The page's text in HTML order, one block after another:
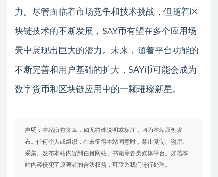
力。尽管面临着市场竞争和技术挑战，但随着区
块链技术的不断发展，SAY币有望在多个应用场
景中展现出巨大的潜力。未来，随着平台功能的
不断完善和用户基础的扩大，SAY币可能会成为
数字货币和区块链应用中的一颗璀璨新星。
声明： 本站所有文章，如无特殊说明或标注，均为本站原创发
布。任何个人或组织，在未征得本站同意时，禁止复制、盗用、
采集、发布本站内容到任何网站、书籍等各类媒体平台。如若本
站内容侵犯了原著者的合法权益，可联系我们进行处理。